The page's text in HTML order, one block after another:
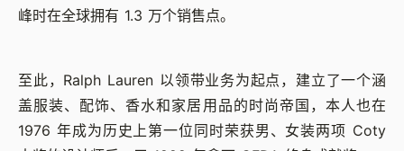
峰时在全球拥有 1.3 万个销售点。
至此，Ralph Lauren 以领带业务为起点，建立了一个涵
盖服装、配饰、香水和家居用品的时尚帝国，本人也在
1976 年成为历史上第一位同时荣获男、女装两项 Coty